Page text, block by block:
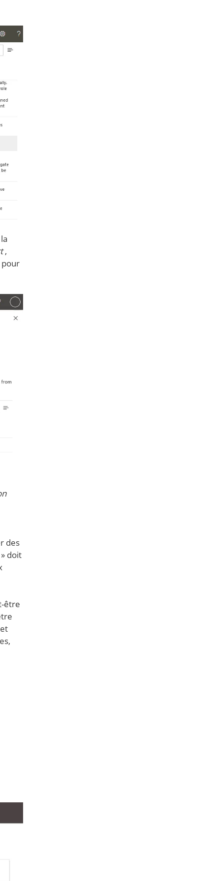
,
pour
des
doit
être